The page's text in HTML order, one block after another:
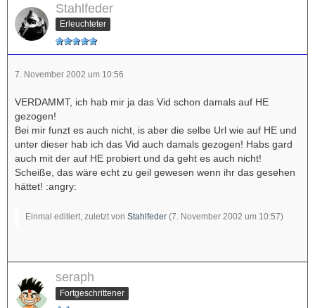
Stahlfeder
Erleuchteter
7. November 2002 um 10:56
VERDAMMT, ich hab mir ja das Vid schon damals auf HE
gezogen!
Bei mir funzt es auch nicht, is aber die selbe Url wie auf HE und
unter dieser hab ich das Vid auch damals gezogen! Habs gard
auch mit der auf HE probiert und da geht es auch nicht!
Scheiße, das wäre echt zu geil gewesen wenn ihr das gesehen
hättet! :angry:
Einmal editiert, zuletzt von Stahlfeder (7. November 2002 um 10:57)
seraph
Fortgeschrittener